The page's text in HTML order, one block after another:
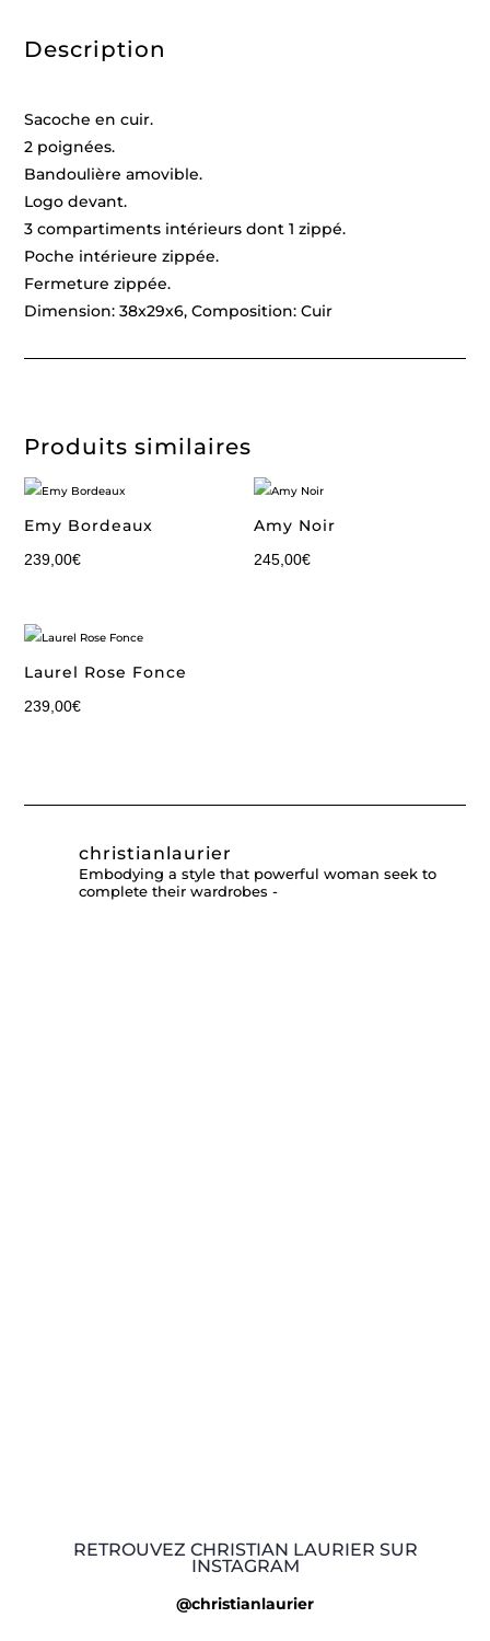
Description
Sacoche en cuir.
2 poignées.
Bandoulière amovible.
Logo devant.
3 compartiments intérieurs dont 1 zippé.
Poche intérieure zippée.
Fermeture zippée.
Dimension: 38x29x6, Composition: Cuir
Produits similaires
Emy Bordeaux
239,00€
Amy Noir
245,00€
Laurel Rose Fonce
239,00€
christianlaurier
Embodying a style that powerful woman seek to
complete their wardrobes -
RETROUVEZ CHRISTIAN LAURIER SUR
INSTAGRAM
@christianlaurier